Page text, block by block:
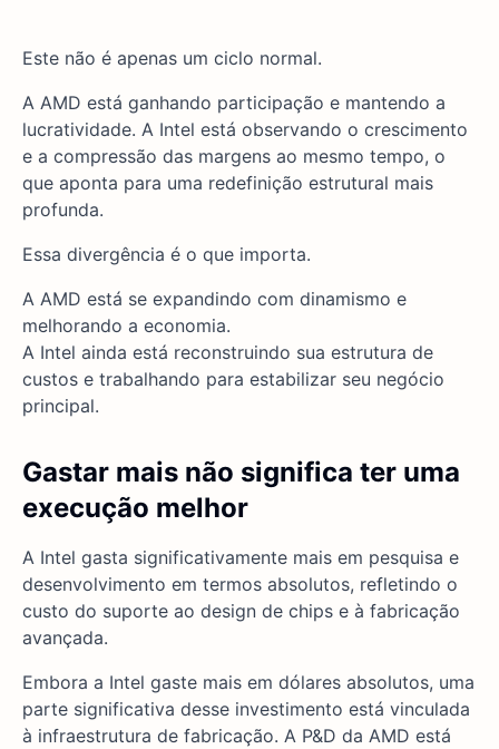
Este não é apenas um ciclo normal.
A AMD está ganhando participação e mantendo a
lucratividade. A Intel está observando o crescimento
e a compressão das margens ao mesmo tempo, o
que aponta para uma redefinição estrutural mais
profunda.
Essa divergência é o que importa.
A AMD está se expandindo com dinamismo e
melhorando a economia.
A Intel ainda está reconstruindo sua estrutura de
custos e trabalhando para estabilizar seu negócio
principal.
Gastar mais não significa ter uma
execução melhor
A Intel gasta significativamente mais em pesquisa e
desenvolvimento em termos absolutos, refletindo o
custo do suporte ao design de chips e à fabricação
avançada.
Embora a Intel gaste mais em dólares absolutos, uma
parte significativa desse investimento está vinculada
à infraestrutura de fabricação. A P&D da AMD está